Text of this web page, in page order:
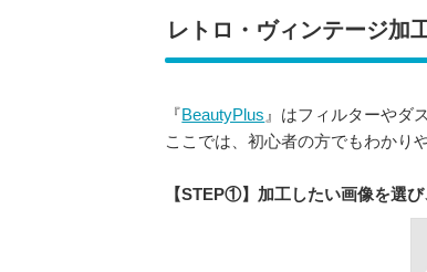
レトロ・ヴィンテージ加
『BeautyPlus 』はフィルターやダ
ここでは、初心者の方でもわかり
【STEP①】加工したい画像を選